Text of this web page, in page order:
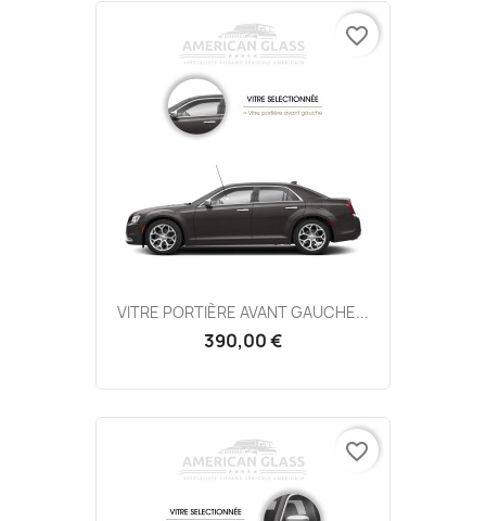
VITRE PORTIÈRE AVANT GAUCHE...
390,00 €
favorite_border
favorite_border